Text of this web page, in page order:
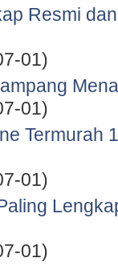
Resmi
01)
01)
Termurah
01)
01)